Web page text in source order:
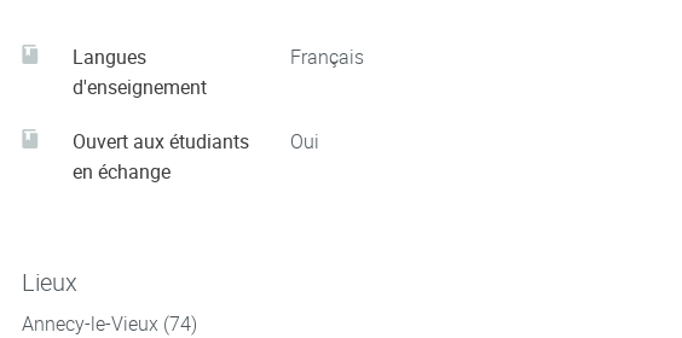
Langues
d'enseignement
Français
Ouvert aux étudiants
en échange
Oui
Lieux
Annecy-le-Vieux (74)